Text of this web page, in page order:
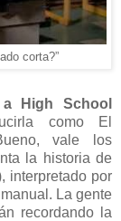
corta?”
High School
como El
vale los
la historia de
interpretado por
La gente
recordando la